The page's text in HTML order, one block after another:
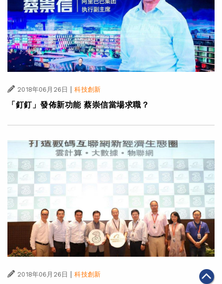
2018年06月26日 科技創新
「釘釘」發佈新功能 蔡崇信當場求職？
2018年06月26日 科技創新